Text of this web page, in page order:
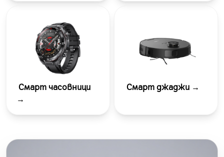
Смарт часовници
→
Смарт джаджи →